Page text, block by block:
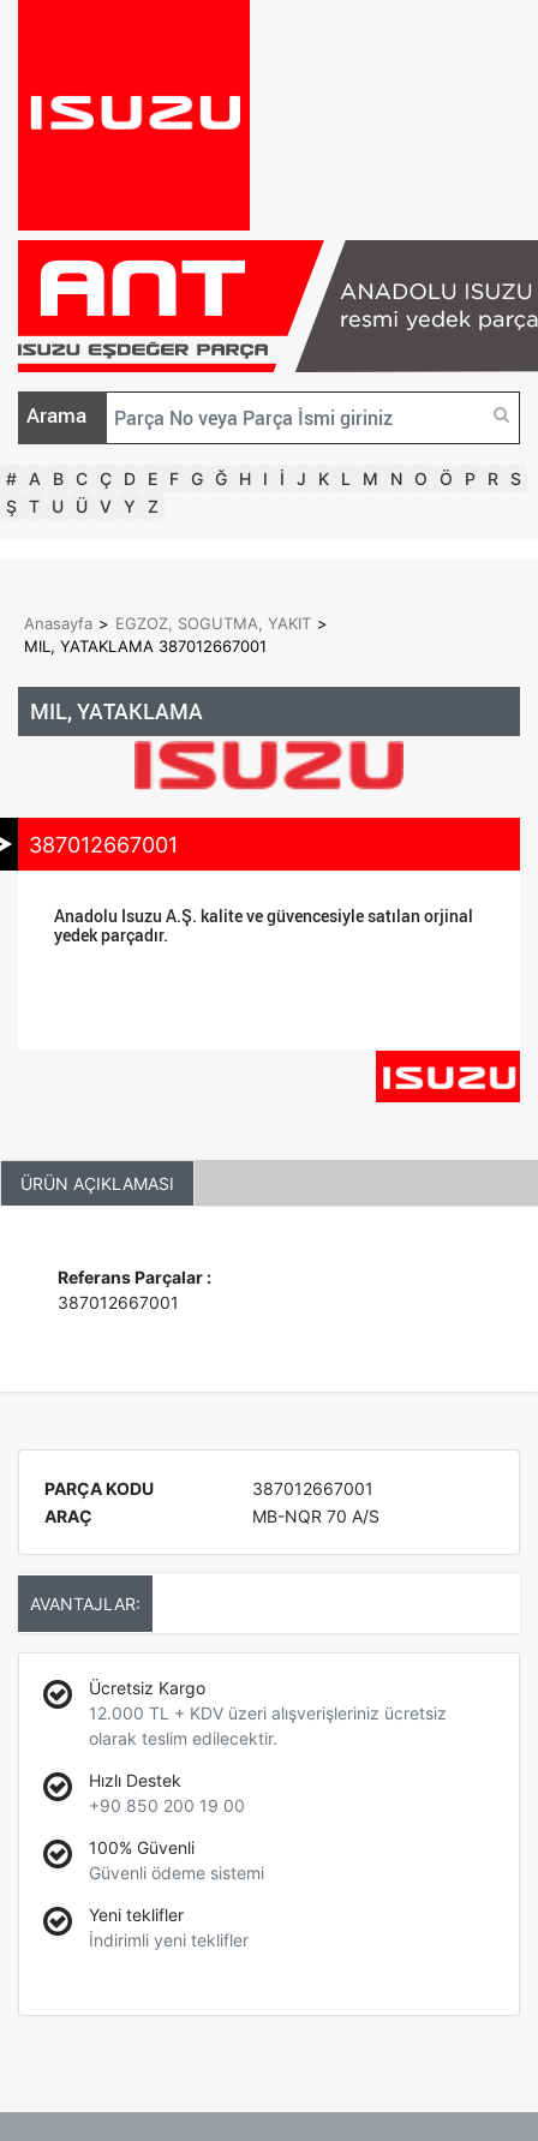
Arama
# A B C Ç D E F G Ğ H I İ J K L M N O Ö P R S
Ş T U Ü V Y Z
Anasayfa > EGZOZ, SOGUTMA, YAKIT >
MIL, YATAKLAMA 387012667001
MIL, YATAKLAMA
387012667001
Anadolu Isuzu A.Ş. kalite ve güvencesiyle satılan orjinal
yedek parçadır.
ÜRÜN AÇIKLAMASI
Referans Parçalar :
387012667001
PARÇA KODU
387012667001
ARAÇ
MB-NQR 70 A/S
AVANTAJLAR:
Ücretsiz Kargo
12.000 TL + KDV üzeri alışverişleriniz ücretsiz
olarak teslim edilecektir.
Hızlı Destek
+90 850 200 19 00
100% Güvenli
Güvenli ödeme sistemi
Yeni teklifler
İndirimli yeni teklifler